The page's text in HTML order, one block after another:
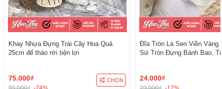
Khay Nhựa Đựng Trái Cây Hoa Quả
25cm đế tháo rời tiện lợi
75.000₫ CHỌN
Đĩa Tròn Lá Sen Viền Vàng
Sứ Tròn Đựng Bánh Bao,
24.000₫